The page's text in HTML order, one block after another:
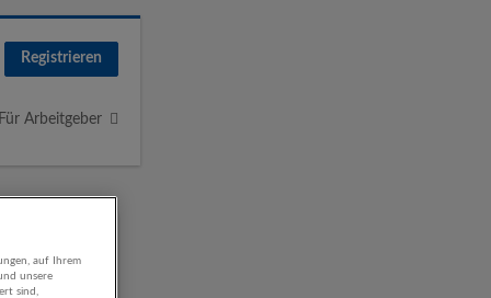
Registrieren
Für Arbeitgeber
auf Ihrem
unsere
sind,